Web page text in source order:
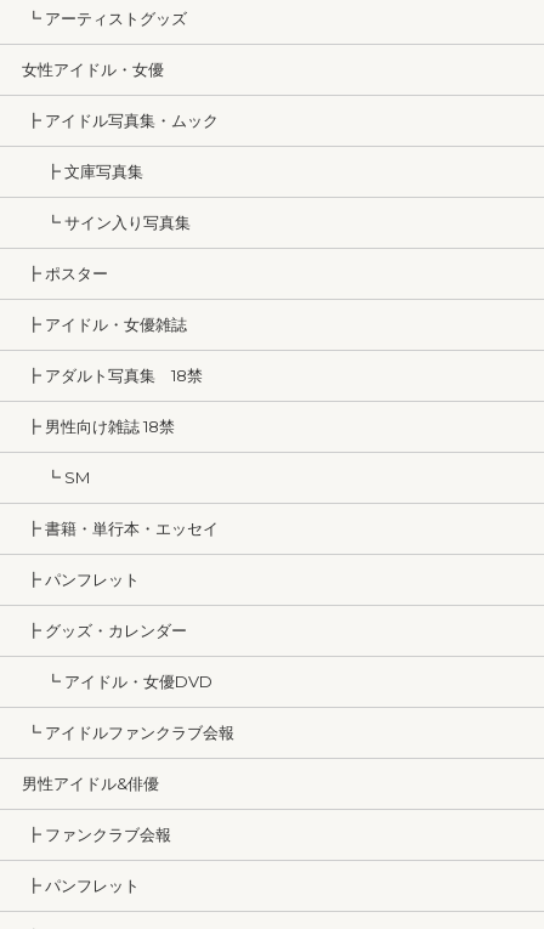
┗ アーティストグッズ
女性アイドル・女優
┣ アイドル写真集・ムック
┣ 文庫写真集
┗ サイン入り写真集
┣ ポスター
┣ アイドル・女優雑誌
┣ アダルト写真集 18禁
┣ 男性向け雑誌 18禁
┗ SM
┣ 書籍・単行本・エッセイ
┣ パンフレット
┣ グッズ・カレンダー
┗ アイドル・女優DVD
┗ アイドルファンクラブ会報
男性アイドル&俳優
┣ ファンクラブ会報
┣ パンフレット